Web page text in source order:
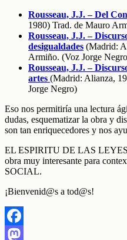
Rousseau, J.J. – Del
1980) Trad. de Mauro
Rousseau, J.J. –
desigualdades (Madrid:
Armiño. (Voz Jorge
Rousseau, J.J. –
artes (Madrid: Alianza,
Jorge Negro)
Eso nos permitiría una lectura
dudas, esquematizar la obra y
son tan enriquecedores y nos
EL ESPIRITU DE LAS LEYES
obra muy interesante para
SOCIAL.
¡Bienvenid@s a tod@s!
Facebook